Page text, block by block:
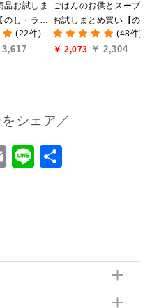
品お試しま
のし・ラッ
箱詰め不
(22件)
3,617
ごはんのお供とスープの
お試しまとめ買い【の
し・ラッピング・化粧箱
詰め不可】
(48件)
￥ 2,073 ￥ 2,304
シェア／
Email
Line